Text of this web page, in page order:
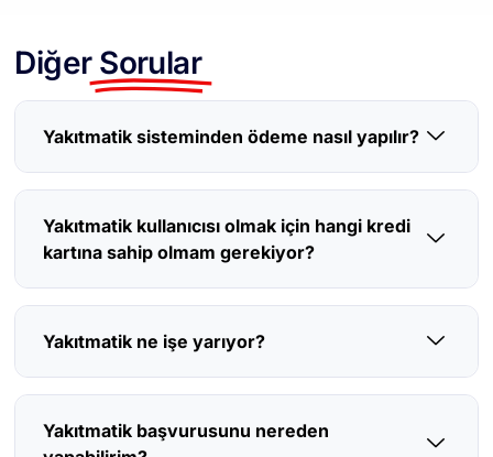
Diğer Sorular
Yakıtmatik sisteminden ödeme nasıl yapılır?
Yakıtmatik kullanıcısı olmak için hangi kredi
kartına sahip olmam gerekiyor?
Yakıtmatik ne işe yarıyor?
Yakıtmatik başvurusunu nereden